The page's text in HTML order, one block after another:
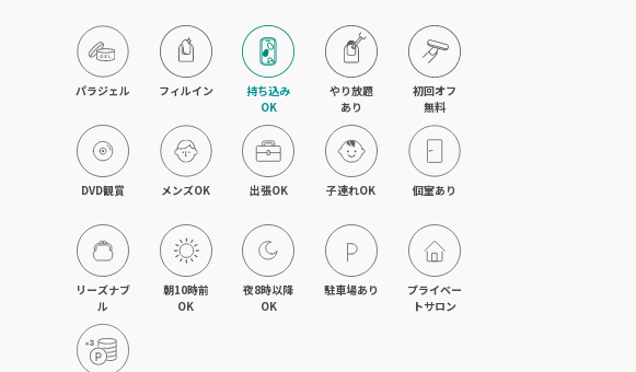
旭川・滝川
網走・北見
釧路・根室
帯広・十勝
北海道その他
パラジェル フィルイン
持ち込み
OK
やり放題
あり
初回オフ
無料
DVD観賞 メンズOK 出張OK 子連れOK 個室あり
リーズナブ
ル
朝10時前
OK
夜8時以降
OK
駐車場あり
プライベー
トサロン